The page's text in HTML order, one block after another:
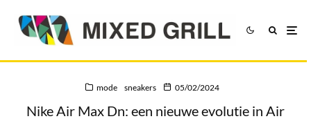
mode sneakers 05/02/2024
Nike Air Max Dn: een nieuwe evolutie in Air